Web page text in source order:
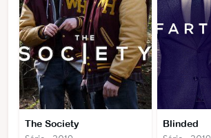
The Society Blinded